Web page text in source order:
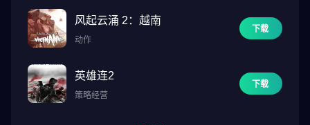
风起云涌 2：越南
动作
下载
英雄连2
策略经营
下载